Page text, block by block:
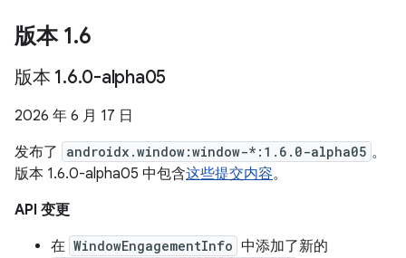
版本 1.6
版本 1.6.0-alpha05
2026 年 6 月 17 日
发布了
androidx.window:window-*:1.6.0-alpha05 。
版本 1.6.0-alpha05 中包含这些提交内容。
API 变更
在 WindowEngagementInfo 中添加了新的